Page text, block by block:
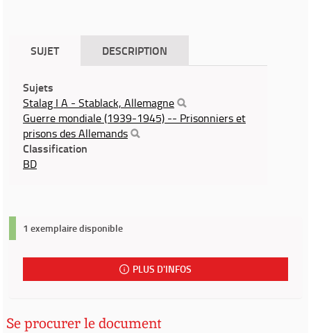
SUJET DESCRIPTION
Sujets
Stalag I A - Stablack, Allemagne
Guerre mondiale (1939-1945) -- Prisonniers et
prisons des Allemands
Classification
BD
1 exemplaire disponible
PLUS D'INFOS
Se procurer le document